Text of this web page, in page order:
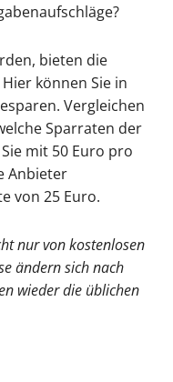
bieten die
können Sie in
Vergleichen
Sparraten der
mit 50 Euro pro
Anbieter
von 25 Euro.
nur von kostenlosen
ändern sich nach
wieder die üblichen